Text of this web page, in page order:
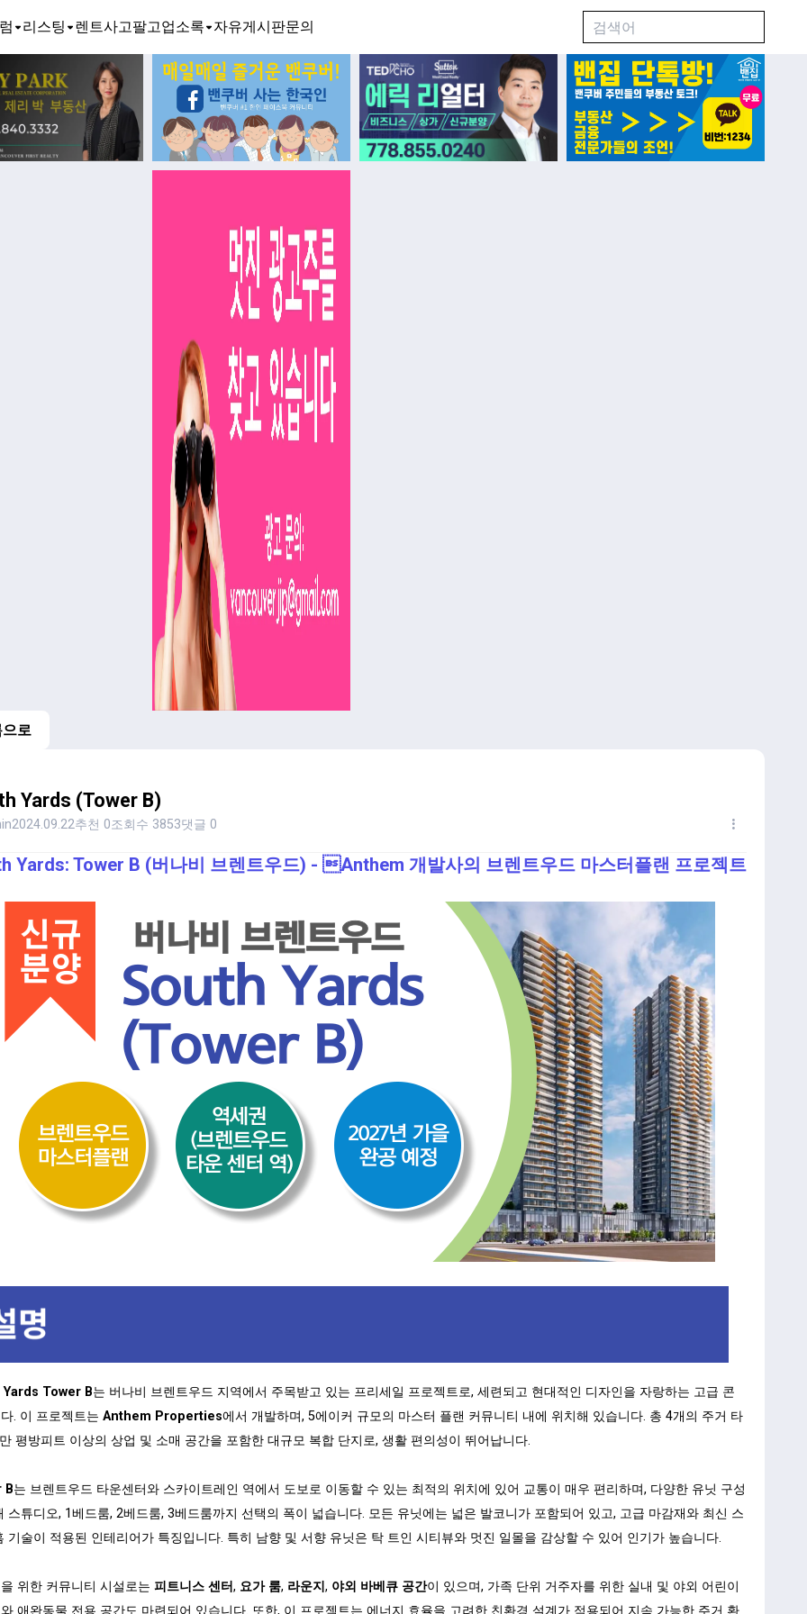
리스팅 렌트사고팔고업소록 자유게시판문의
로
Yards (Tower B)
2024.09.22추천 0조회수 3853댓글 0
Yards: Tower B (버나비 브렌트우드) - Anthem 개발사의 브렌트우드 마스터플랜 프로젝트
Tower B는 버나비 브렌트우드 지역에서 주목받고 있는 프리세일 프로젝트로, 세련되고 현대적인 디자인을 자랑하는 고급 콘
. 이 프로젝트는 Anthem Properties에서 개발하며, 5에이커 규모의 마스터 플랜 커뮤니티 내에 위치해 있습니다. 총 4개의 주거 타
평방피트 이상의 상업 및 소매 공간을 포함한 대규모 복합 단지로, 생활 편의성이 뛰어납니다.
B는 브렌트우드 타운센터와 스카이트레인 역에서 도보로 이동할 수 있는 최적의 위치에 있어 교통이 매우 편리하며, 다양한 유닛 구성
스튜디오, 1베드룸, 2베드룸, 3베드룸까지 선택의 폭이 넓습니다. 모든 유닛에는 넓은 발코니가 포함되어 있고, 고급 마감재와 최신 스
기술이 적용된 인테리어가 특징입니다. 특히 남향 및 서향 유닛은 탁 트인 시티뷰와 멋진 일몰을 감상할 수 있어 인기가 높습니다.
위한 커뮤니티 시설로는 피트니스 센터, 요가 룸, 라운지 , 야외 바베큐 공간이 있으며, 가족 단위 거주자를 위한 실내 및 야외 어린이
애완동물 전용 공간도 마련되어 있습니다. 또한, 이 프로젝트는 에너지 효율을 고려한 친환경 설계가 적용되어 지속 가능한 주거 환